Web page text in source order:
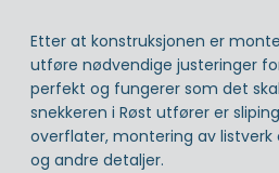
Etter at konstruksjonen er
utføre nødvendige justeringer
perfekt og fungerer som det
snekkeren i Røst utfører er
overflater, montering av listverk
og andre detaljer.